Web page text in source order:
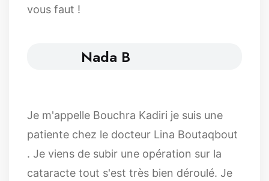
vous faut !
Nada B
Je m'appelle Bouchra Kadiri je suis une
patiente chez le docteur Lina Boutaqbout
. Je viens de subir une opération sur la
cataracte tout s'est très bien déroulé. Je